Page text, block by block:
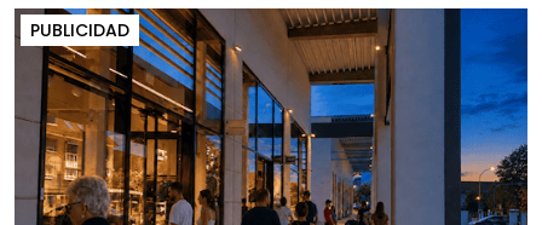
PUBLICIDAD